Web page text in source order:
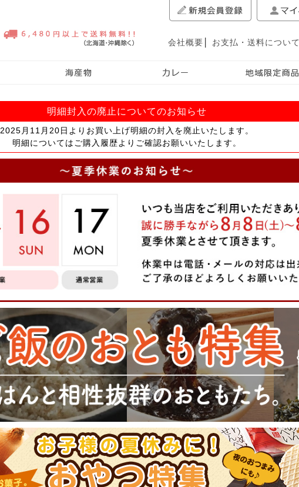
会社概要 お支払・送料について
明細封入の廃止についてのお知らせ
2025月11月20日よりお買い上げ明細の封入を廃止いたします。
明細についてはご購入履歴よりご確認お願いいたします。